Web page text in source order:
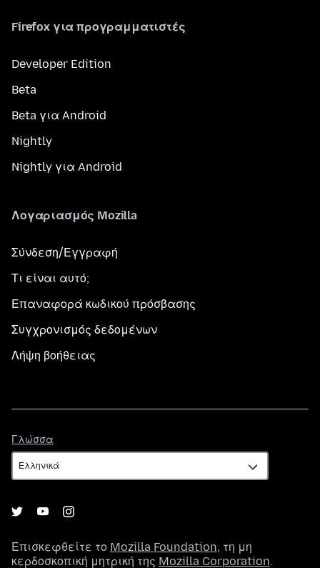
Firefox για προγραμματιστές
Developer Edition
Beta
Beta για Android
Nightly
Nightly για Android
Λογαριασμός Mozilla
Σύνδεση/Εγγραφή
Τι είναι αυτό;
Επαναφορά κωδικού πρόσβασης
Συγχρονισμός δεδομένων
Λήψη βοήθειας
Γλώσσα
Επισκεφθείτε το Mozilla Foundation, τη μη
κερδοσκοπική μητρική της Mozilla Corporation.